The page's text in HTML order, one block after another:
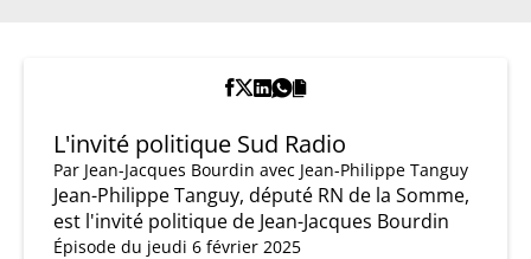
L'invité politique Sud Radio
Par Jean-Jacques Bourdin avec Jean-Philippe Tanguy
Jean-Philippe Tanguy, député RN de la Somme,
est l'invité politique de Jean-Jacques Bourdin
Épisode du jeudi 6 février 2025